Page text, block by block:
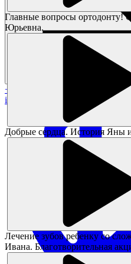
Главные вопросы ортодонту!
Юрьевна.
Добрые сердца. История Яны
Лечение зубов ребенку со
Ивана. Благотворительная
+7 383 373-05-05
info@magikids.ru